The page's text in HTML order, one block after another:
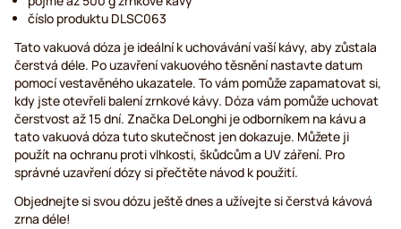
číslo produktu DLSC063
Tato vakuová dóza je ideální k uchovávání vaší kávy, aby zůstala
čerstvá déle. Po uzavření vakuového těsnění nastavte datum
pomocí vestavěného ukazatele. To vám pomůže zapamatovat si,
kdy jste otevřeli balení zrnkové kávy. Dóza vám pomůže uchovat
čerstvost až 15 dní. Značka DeLonghi je odborníkem na kávu a
tato vakuová dóza tuto skutečnost jen dokazuje. Můžete ji
použít na ochranu proti vlhkosti, škůdcům a UV záření. Pro
správné uzavření dózy si přečtěte návod k použití.
Objednejte si svou dózu ještě dnes a užívejte si čerstvá kávová
zrna déle!